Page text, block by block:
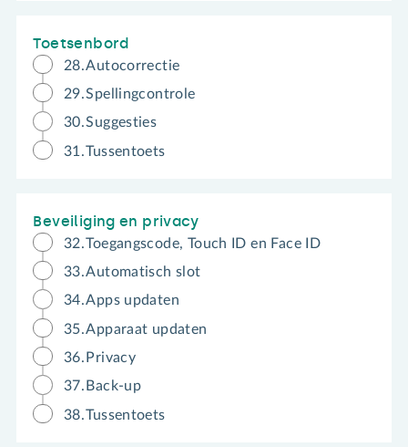
Toetsenbord
28.Autocorrectie
29.Spellingcontrole
30.Suggesties
31.Tussentoets
Beveiliging en privacy
32.Toegangscode, Touch ID en Face ID
33.Automatisch slot
34.Apps updaten
35.Apparaat updaten
36. Privacy
37. Back-up
38.Tussentoets